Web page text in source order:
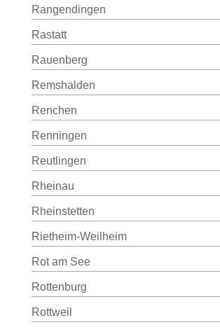
Rangendingen
Rastatt
Rauenberg
Remshalden
Renchen
Renningen
Reutlingen
Rheinau
Rheinstetten
Rietheim-Weilheim
Rot am See
Rottenburg
Rottweil